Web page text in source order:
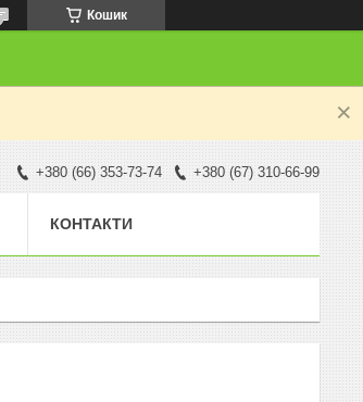
Кошик
+380 (66) 353-73-74 +380 (67) 310-66-99
КОНТАКТИ